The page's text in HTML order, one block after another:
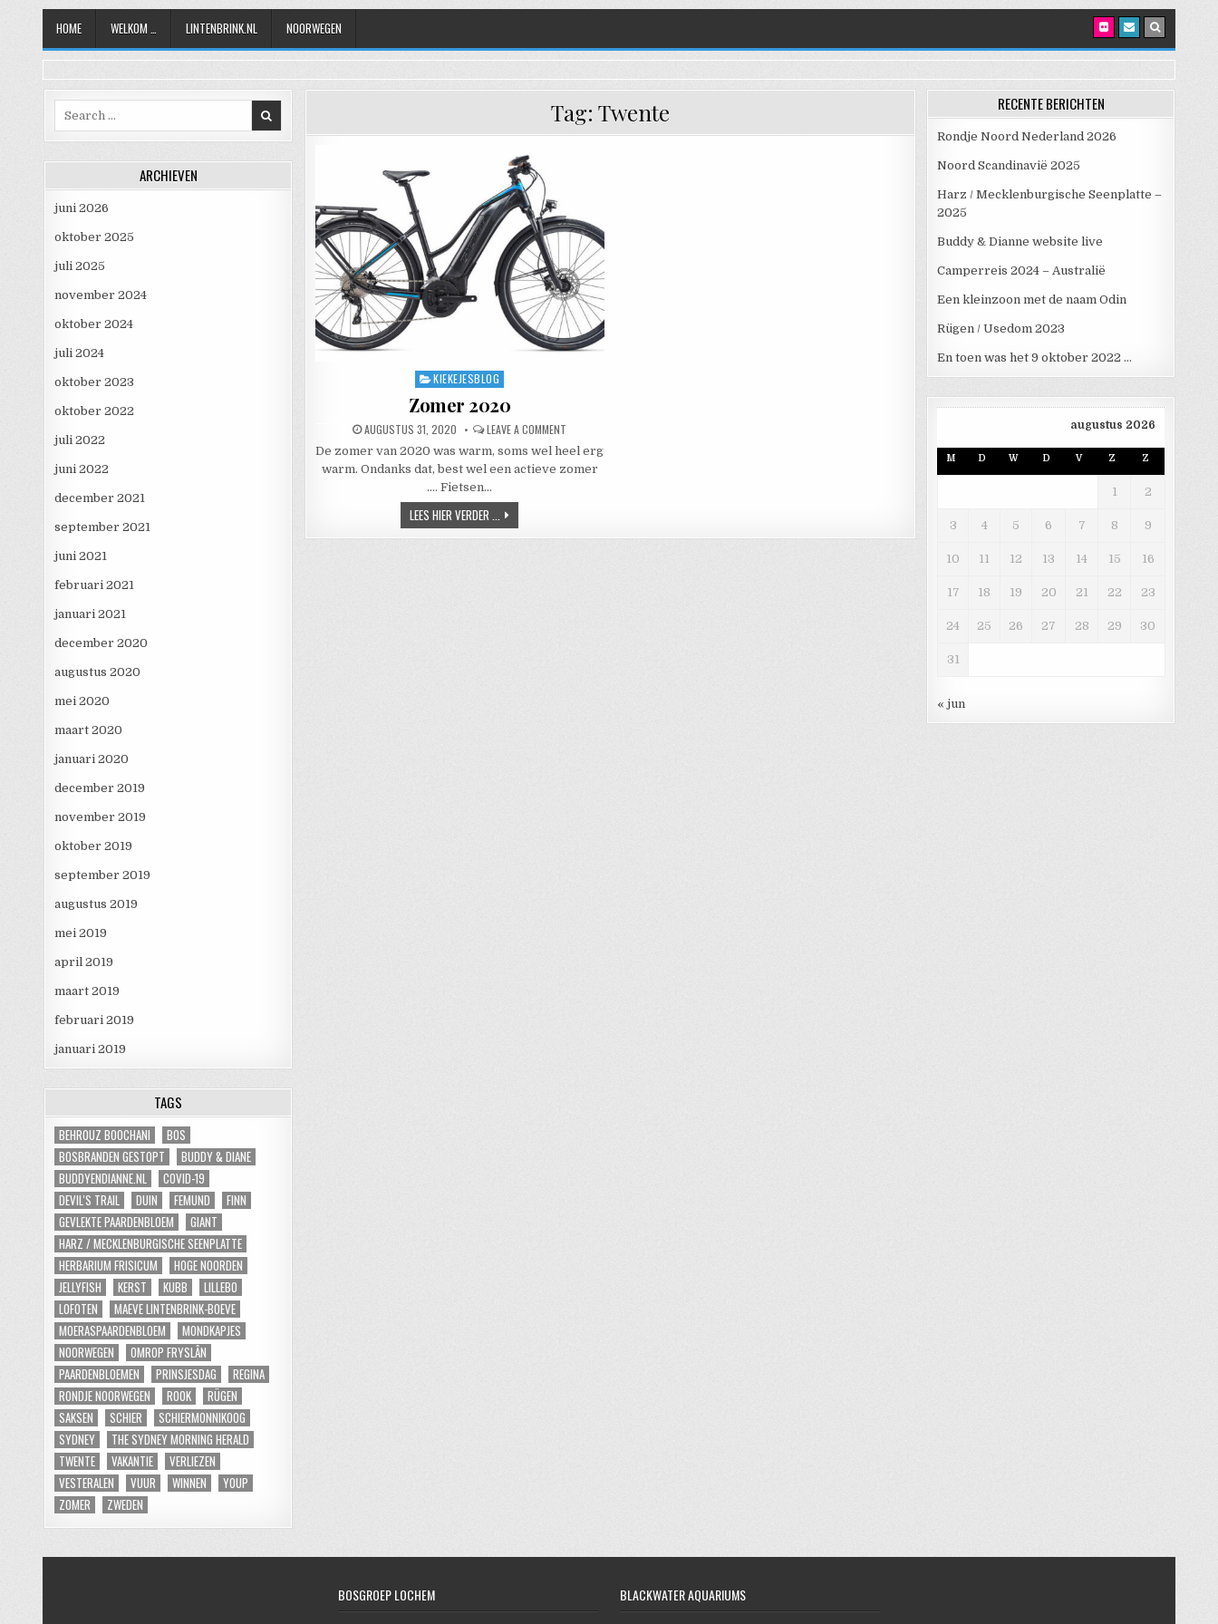
HOME WELKOM … LINTENBRINK.NL NOORWEGEN
Tag: Twente
Posted in
KIEKEJESBLOG
Zomer 2020
PUBLISHED DATE:
AUGUSTUS 31, 2020 LEAVE A COMMENT
De zomer van 2020 was warm, soms wel heel erg
warm. Ondanks dat, best wel een actieve zomer
…. Fietsen…
LEES HIER VERDER ... ZOMER 2020
Search for:
ARCHIEVEN
juni 2026
oktober 2025
juli 2025
november 2024
oktober 2024
juli 2024
oktober 2023
oktober 2022
juli 2022
juni 2022
december 2021
september 2021
juni 2021
februari 2021
januari 2021
december 2020
augustus 2020
mei 2020
maart 2020
januari 2020
december 2019
november 2019
oktober 2019
september 2019
augustus 2019
mei 2019
april 2019
maart 2019
februari 2019
januari 2019
TAGS
BEHROUZ BOOCHANI
BOS
BOSBRANDEN GESTOPT
BUDDY & DIANE
BUDDYENDIANNE.NL
COVID-19
DEVIL'S TRAIL
DUIN FEMUND
FINN
GEVLEKTE PAARDENBLOEM
GIANT
HARZ / MECKLENBURGISCHE SEENPLATTE
HERBARIUM FRISICUM
HOGE NOORDEN
JELLYFISH
KERST KUBB
LILLEBO
LOFOTEN
MAEVE LINTENBRINK-BOEVE
MOERASPAARDENBLOEM
MONDKAPJES
NOORWEGEN
OMROP FRYSLÂN
PAARDENBLOEMEN
PRINSJESDAG
REGINA
RONDJE NOORWEGEN
ROOK
RÜGEN
SAKSEN
SCHIER
SCHIERMONNIKOOG
SYDNEY
THE SYDNEY MORNING HERALD
TWENTE
VAKANTIE
VERLIEZEN
VESTERALEN
VUUR WINNEN
YOUP
ZOMER
ZWEDEN
RECENTE BERICHTEN
Rondje Noord Nederland 2026
Noord Scandinavië 2025
Harz / Mecklenburgische Seenplatte –
2025
Buddy & Dianne website live
Camperreis 2024 – Australië
Een kleinzoon met de naam Odin
Rügen / Usedom 2023
En toen was het 9 oktober 2022 …
augustus 2026
M D W D V Z Z
1 2
3 4 5 6 7 8 9
10 11 12 13 14 15 16
17 18 19 20 21 22 23
24 25 26 27 28 29 30
31
« jun
BOSGROEP LOCHEM BLACKWATER AQUARIUMS